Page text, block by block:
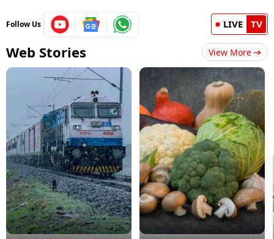
Follow Us LIVE TV
Web Stories View More